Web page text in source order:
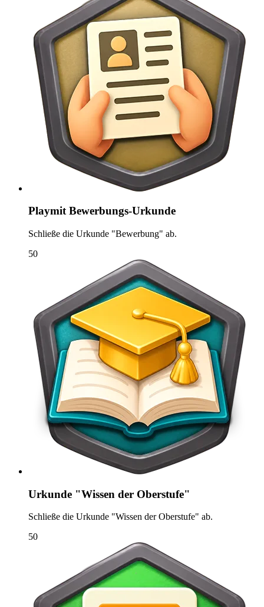
Playmit Bewerbungs-Urkunde
Schließe die Urkunde "Bewerbung" ab.
50
Urkunde "Wissen der Oberstufe"
Schließe die Urkunde "Wissen der Oberstufe" ab.
50